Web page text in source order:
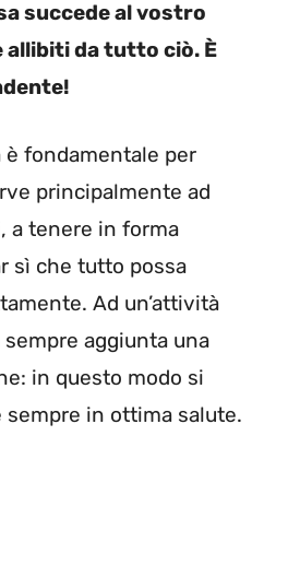
succede al vostro
da tutto ciò. È
è fondamentale per
principalmente ad
a tenere in forma
sì che tutto possa
Ad un’attività
aggiunta una
in questo modo si
sempre in ottima salute.